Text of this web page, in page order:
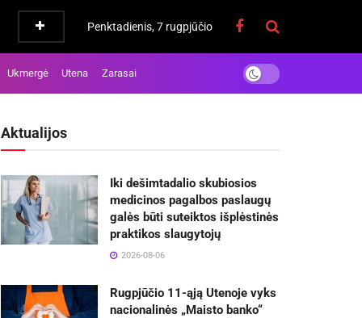
Penktadienis, 7 rugpjūčio
Ukmergė Utena Zarasai
Aktualijos
Iki dešimtadalio skubiosios
medicinos pagalbos paslaugų
galės būti suteiktos išplėstinės
praktikos slaugytojų
2026-08-06
Rugpjūčio 11-ąją Utenoje vyks
nacionalinės „Maisto banko“